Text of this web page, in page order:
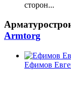
сторон...
Armtorg
Ефимов